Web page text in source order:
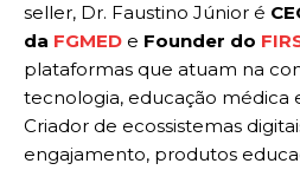
seller, Dr. Faustino Júnior é
da FGMED e Founder do
plataformas que atuam na
tecnologia, educação médica
Criador de ecossistemas
engajamento, produtos